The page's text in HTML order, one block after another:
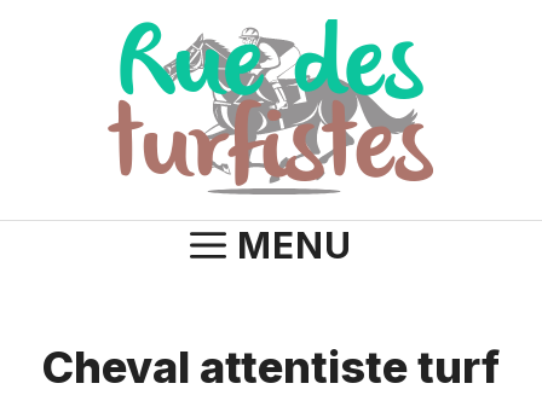
MENU
Cheval attentiste turf